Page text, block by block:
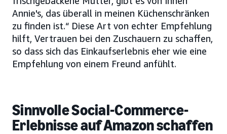
Annie's, das überall in meinen Küchenschränken
zu finden ist.“ Diese Art von echter Empfehlung
hilft, Vertrauen bei den Zuschauern zu schaffen,
so dass sich das Einkaufserlebnis eher wie eine
Empfehlung von einem Freund anfühlt.
Sinnvolle Social-Commerce-
Erlebnisse auf Amazon schaffen